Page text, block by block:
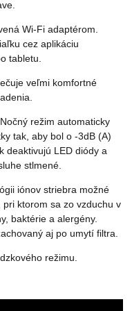
Wi-Fi adaptérom.
cez aplikáciu
tabletu.
veľmi komfortné
režim automaticky
tak, aby bol o -3dB (A)
deaktivujú LED diódy a
stlmené.
iónov striebra možné
ktorom sa zo vzduchu v
baktérie a alergény.
aj po umytí filtra.
režimu.